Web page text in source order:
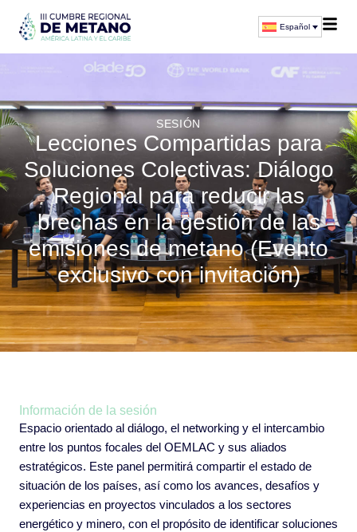
Español
SESIÓN
Lecciones Compartidas para
Soluciones Colectivas: Diálogo
Regional para reducir las
brechas en la gestión de las
emisiones de metano (Evento
exclusivo con invitación)
Información de la sesión
Espacio orientado al diálogo, el networking y el intercambio
entre los puntos focales del OEMLAC y sus aliados
estratégicos. Este panel permitirá compartir el estado de
situación de los países, así como los avances, desafíos y
experiencias en proyectos vinculados a los sectores
energético y minero, con el propósito de identificar soluciones